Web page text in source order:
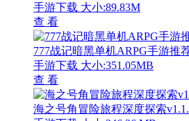
手游下载 大小:89.83M
查 看
777战记暗黑单机ARPG手游推
手游下载 大小:351.05MB
查 看
海之号角冒险旅程深度探索